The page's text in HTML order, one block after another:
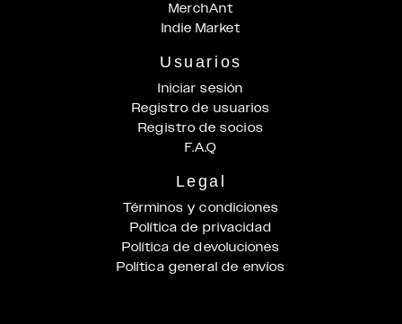
MerchAnt
Indie Market
Usuarios
Iniciar sesión
Registro de usuarios
Registro de socios
F.A.Q
Legal
Términos y condiciones
Política de privacidad
Política de devoluciones
Política general de envíos